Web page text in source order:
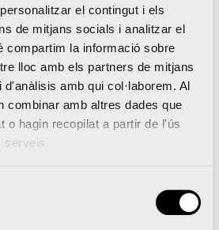
el contingut i els
de mitjans socials i analitzar el
compartim la informació sobre
lloc amb els partners de mitjans
amb qui col·laborem. Al
combinar amb altres dades que
o hagin recopilat a partir de l'ús
serveis.